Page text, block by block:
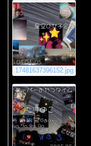
17481637396152.jpg